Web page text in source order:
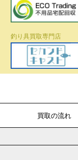
釣り具買取専門店
買取の流れ